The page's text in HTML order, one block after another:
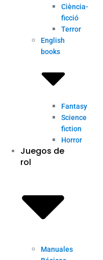
Ciència-
ficció
Terror
English
books
Fantasy
Science
fiction
Horror
Juegos de
rol
Manuales